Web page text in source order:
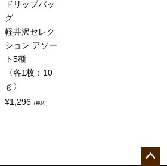
ドリップバッ
グ
軽井沢セレク
ション アソー
ト5種
〈各1枚：10
ｇ〉
¥1,296 （税込）